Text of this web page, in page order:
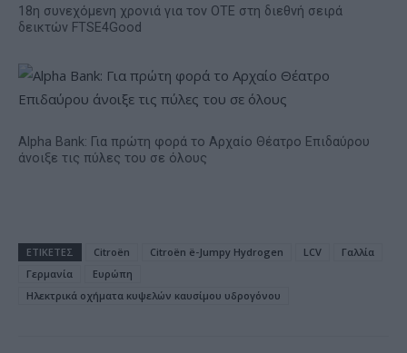
18η συνεχόμενη χρονιά για τον ΟΤΕ στη διεθνή σειρά
δεικτών FTSE4Good
Alpha Bank: Για πρώτη φορά το Αρχαίο Θέατρο Επιδαύρου
άνοιξε τις πύλες του σε όλους
ΕΤΙΚΕΤΕΣ Citroën Citroën ë-Jumpy Hydrogen LCV
Γαλλία
Γερμανία
Ευρώπη
Ηλεκτρικά οχήματα κυψελών καυσίμου υδρογόνου